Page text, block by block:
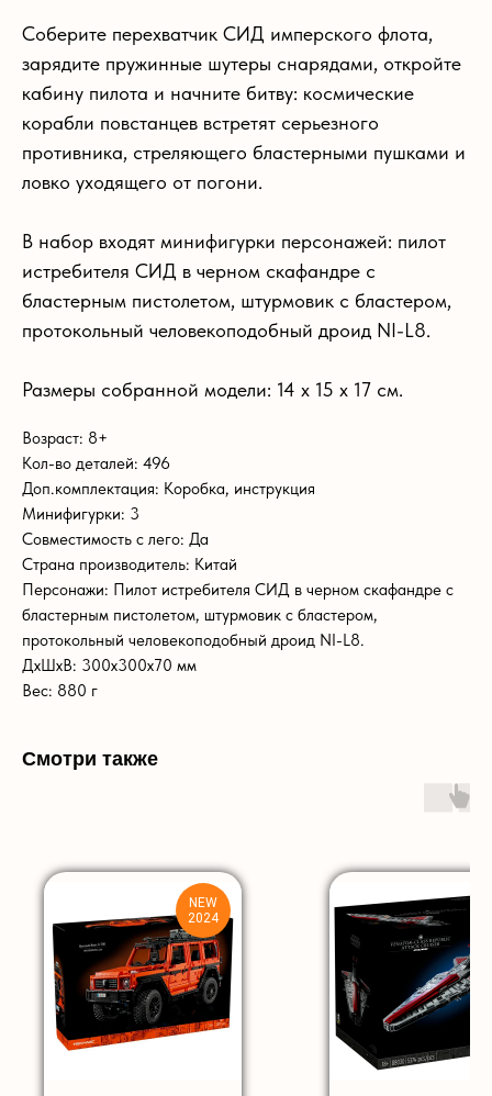
Соберите перехватчик СИД имперского флота,
зарядите пружинные шутеры снарядами, откройте
кабину пилота и начните битву: космические
корабли повстанцев встретят серьезного
противника, стреляющего бластерными пушками и
ловко уходящего от погони.
В набор входят минифигурки персонажей: пилот
истребителя СИД в черном скафандре с
бластерным пистолетом, штурмовик с бластером,
протокольный человекоподобный дроид NI-L8.
Размеры собранной модели: 14 x 15 x 17 см.
Возраст: 8+
Кол-во деталей: 496
Доп.комплектация: Коробка, инструкция
Минифигурки: 3
Совместимость с лего: Да
Страна производитель: Китай
Персонажи: Пилот истребителя СИД в черном скафандре с
бластерным пистолетом, штурмовик с бластером,
протокольный человекоподобный дроид NI-L8.
ДxШxВ: 300x300x70 мм
Вес: 880 г
Смотри также
NEW
2024